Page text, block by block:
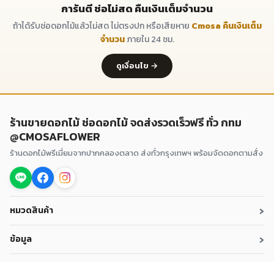
การันตี ช่อไม่สด คืนเงินเต็มจำนวน
ถ้าได้รับช่อดอกไม้แล้วไม่สด ไม่ตรงปก หรือเสียหาย Cmosa คืนเงินเต็ม
จำนวนภายใน 24 ชม.
ดูเงื่อนไข →
ร้านขายดอกไม้ ช่อดอกไม้ จดส่งรวดเร็วฟรี ทั่ว กทม
@CMOSAFLOWER
ร้านดอกไม้พรีเมี่ยมจากปากคลองตลาด ส่งทั่วกรุงเทพฯ พร้อมจัดดอกตามสั่ง
หมวดสินค้า ›
ข้อมูล ›